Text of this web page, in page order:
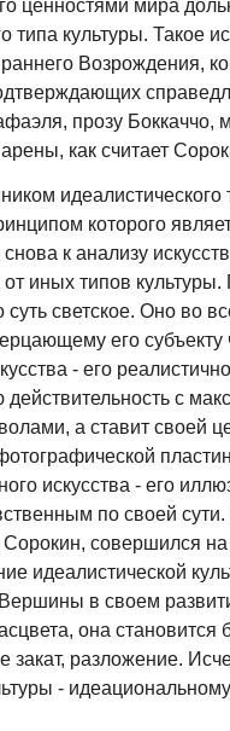
ценностями мира
типа культуры. Такое
Возрождения,
прозу
как считает
идеалистического
которого
к анализу
иных типов
суть светское. Оно во
его
- его
с
а ставит своей
искусства - его
по своей
Сорокин, совершился
идеалистической
в своем
она
закат, разложение.
-